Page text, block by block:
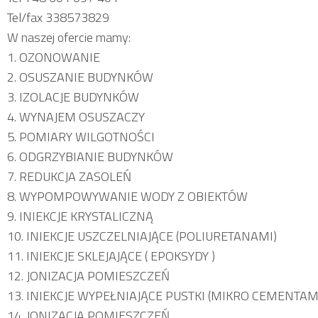
Tel/fax 338573829
W naszej ofercie mamy:
1. OZONOWANIE
2. OSUSZANIE BUDYNKÓW
3. IZOLACJE BUDYNKÓW
4. WYNAJEM OSUSZACZY
5. POMIARY WILGOTNOŚCI
6. ODGRZYBIANIE BUDYNKÓW
7. REDUKCJA ZASOLEŃ
8. WYPOMPOWYWANIE WODY Z OBIEKTÓW
9. INIEKCJE KRYSTALICZNĄ
10. INIEKCJE USZCZELNIAJĄCE (POLIURETANAMI)
11. INIEKCJE SKLEJAJĄCE ( EPOKSYDY )
12. JONIZACJA POMIESZCZEŃ
13. INIEKCJE WYPEŁNIAJĄCE PUSTKI (MIKRO